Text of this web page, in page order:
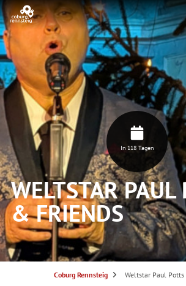
In 118 Tagen
WELTSTAR PAUL
& FRIENDS
S
Coburg Rennsteig Weltstar Paul